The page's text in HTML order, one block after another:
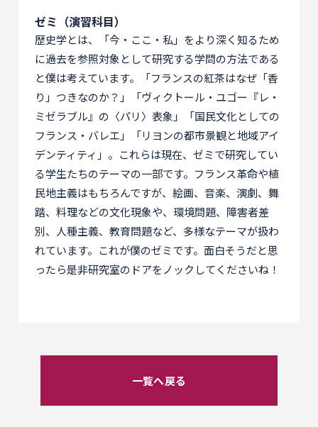
ゼミ（演習科目）
歴史学とは、「今・ここ・私」をより深く知るため
に過去を参照対象として研究する学問の方法である
と僕は考えています。「フランスの紅茶はなぜ「香
り」つきなのか？」「ヴィクトール・ユゴー『レ・
ミゼラブル』の〈パリ〉表象」「国民文化としての
フランス・バレエ」「リヨンの都市景観と地域アイ
デンティティ」。これらは現在、ゼミで研究してい
る学生たちのテーマの一部です。フランス革命や植
民地主義はもちろんですが、絵画、音楽、演劇、舞
踏、料理などの文化現象や、環境問題、障害者差
別、人種主義、教育問題など、多様なテーマが扱わ
れています。これが僕のゼミです。面白そうだと思
ったら是非研究室のドアをノックしてくださいね！
一覧へ戻る